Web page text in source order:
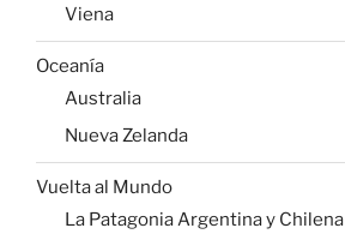
Viena
Oceanía
Australia
Nueva Zelanda
Vuelta al Mundo
La Patagonia Argentina y Chilena